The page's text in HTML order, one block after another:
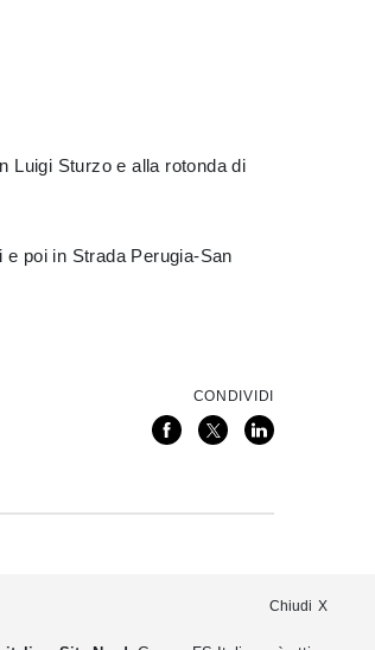
Luigi Sturzo e alla rotonda di
poi in Strada Perugia-San
CONDIVIDI
Chiudi